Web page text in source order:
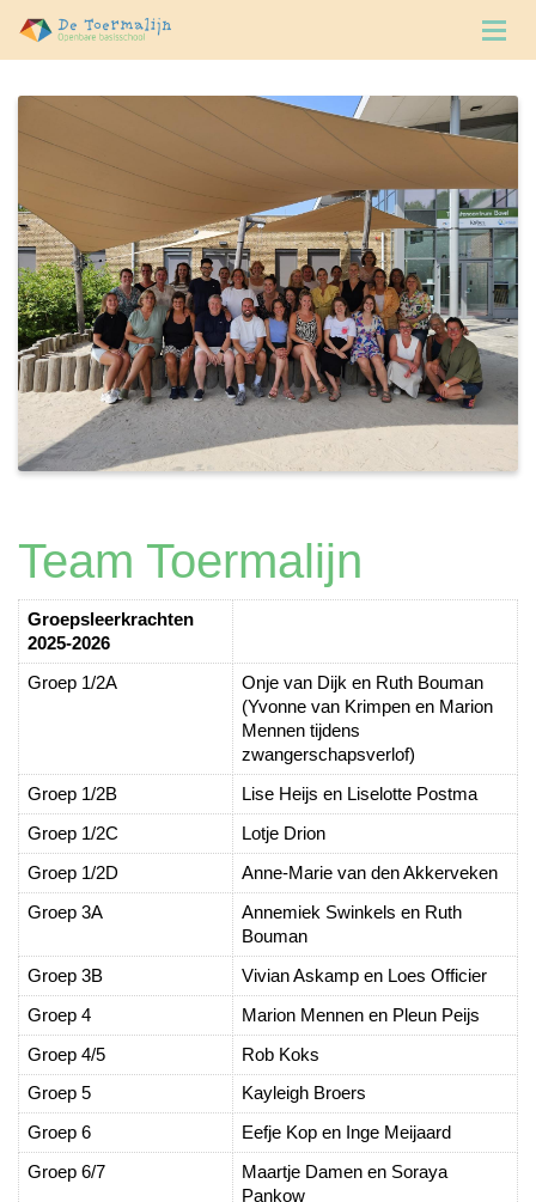
Team Toermalijn
Groepsleerkrachten
2025-2026
Groep 1/2A
Onje van Dijk en Ruth Bouman
(Yvonne van Krimpen en Marion
Mennen tijdens
zwangerschapsverlof)
Groep 1/2B Lise Heijs en Liselotte Postma
Groep 1/2C Lotje Drion
Groep 1/2D Anne-Marie van den Akkerveken
Groep 3A
Annemiek Swinkels en Ruth
Bouman
Groep 3B Vivian Askamp en Loes Officier
Groep 4 Marion Mennen en Pleun Peijs
Groep 4/5
Rob Koks
Groep 5
Kayleigh Broers
Groep 6 Eefje Kop en Inge Meijaard
Groep 6/7
Maartje Damen en Soraya
Pankow